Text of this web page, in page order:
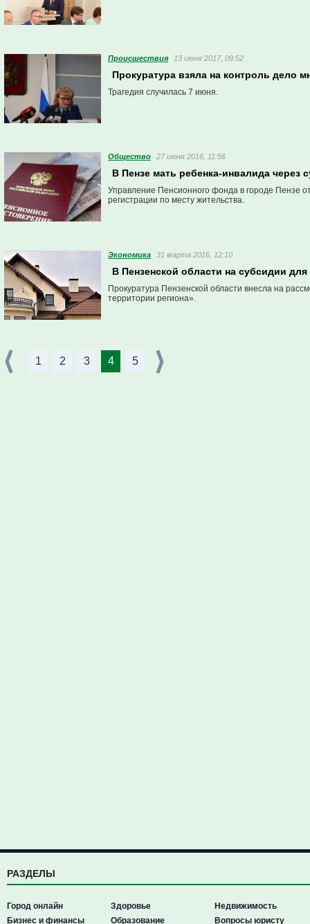
Проиcшествия 13 июня 2017, 09:52
Прокуратура взяла на контроль дело
Трагедия случилась 7 июня.
Общество 27 июня 2016, 11:56
В Пензе мать ребенка-инвалида через
Управление Пенсионного фонда в городе Пензе
регистрации по месту жительства.
Экономика 31 марта 2016, 12:10
В Пензенской области на субсидии
Прокуратура Пензенской области внесла на
территории региона».
1 2 3 4 5
РАЗДЕЛЫ
Город онлайн
Бизнес и финансы
Здоровье
Образование
Недвижимость
Вопросы юристу